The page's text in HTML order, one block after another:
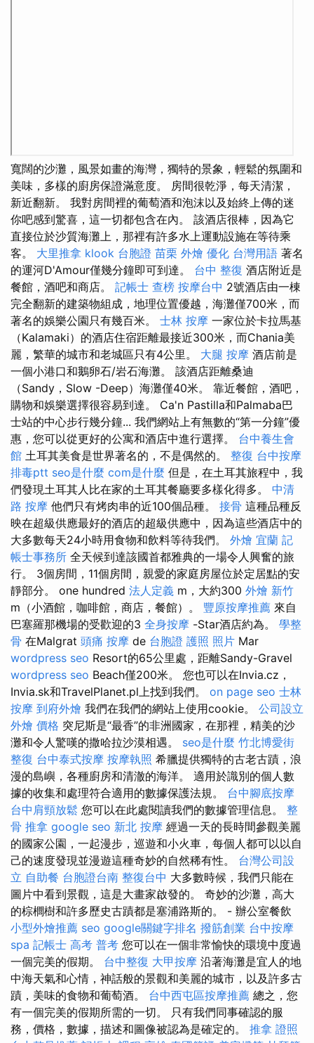
寬闊的沙灘，風景如畫的海灣，獨特的景象，輕鬆的氛圍和
美味，多樣的廚房保證滿意度。 房間很乾淨，每天清潔，
新近翻新。 我對房間裡的葡萄酒和泡沫以及始終上傳的迷
你吧感到驚喜，這一切都包含在內。 該酒店很棒，因為它
直接位於沙質海灘上，那裡有許多水上運動設施在等待乘
客。 大里推拿 klook 台胞證 苗栗 外燴 優化 台灣用語 著名
的運河D'Amour僅幾分鐘即可到達。 台中 整復 酒店附近是
餐館，酒吧和商店。 記帳士 查榜 按摩台中 2號酒店由一棟
完全翻新的建築物組成，地理位置優越，海灘僅700米，而
著名的娛樂公園只有幾百米。 士林 按摩 一家位於卡拉馬基
（Kalamaki）的酒店住宿距離最接近300米，而Chania美
麗，繁華的城市和老城區只有4公里。 大腿 按摩 酒店前是
一個小港口和鵝卵石/岩石海灘。 該酒店距離桑迪
（Sandy，Slow -Deep）海灘僅40米。 靠近餐館，酒吧，
購物和娛樂選擇很容易到達。 Ca'n Pastilla和Palmaba巴
士站的中心步行幾分鐘... 我們網站上有無數的“第一分鐘”優
惠，您可以從更好的公寓和酒店中進行選擇。 台中養生會
館 土耳其美食是世界著名的，不是偶然的。 整復 台中按摩
排毒ptt seo是什麼 com是什麼 但是，在土耳其旅程中，我
們發現土耳其人比在家的土耳其餐廳要多樣化得多。 中清
路 按摩 他們只有烤肉串的近100個品種。 接骨 這種品種反
映在超級供應最好的酒店的超級供應中，因為這些酒店中的
大多數每天24小時用食物和飲料等待我們。 外燴 宜蘭 記
帳士事務所 全天候到達該國首都雅典的一場令人興奮的旅
行。 3個房間，11個房間，親愛的家庭房屋位於定居點的安
靜部分。 one hundred 法人定義 m，大約300 外燴 新竹
m（小酒館，咖啡館，商店，餐館）。 豐原按摩推薦 來自
巴塞羅那機場的受歡迎的3 全身按摩 -Star酒店約為。 學整
骨 在Malgrat 頭痛 按摩 de 台胞證 護照 照片 Mar
wordpress seo Resort的65公里處，距離Sandy-Gravel
wordpress seo Beach僅200米。 您也可以在Invia.cz，
Invia.sk和TravelPlanet.pl上找到我們。 on page seo 士林
按摩 到府外燴 我們在我們的網站上使用cookie。 公司設立
外燴 價格 突尼斯是“最香”的非洲國家，在那裡，精美的沙
灘和令人驚嘆的撒哈拉沙漠相遇。 seo是什麼 竹北博愛街
整復 台中泰式按摩 按摩執照 希臘提供獨特的古老古蹟，浪
漫的島嶼，各種廚房和清澈的海洋。 適用於識別的個人數
據的收集和處理符合適用的數據保護法規。 台中腳底按摩
台中肩頸放鬆 您可以在此處閱讀我們的數據管理信息。 整
骨 推拿 google seo 新北 按摩 經過一天的長時間參觀美麗
的國家公園，一起漫步，巡遊和小火車，每個人都可以以自
己的速度發現並漫遊這種奇妙的自然稀有性。 台灣公司設
立 自助餐 台胞證台南 整復台中 大多數時候，我們只能在
圖片中看到景觀，這是大畫家啟發的。 奇妙的沙灘，高大
的棕櫚樹和許多歷史古蹟都是塞浦路斯的。 - 辦公室餐飲
小型外燴推薦 seo google關鍵字排名 撥筋創業 台中按摩
spa 記帳士 高考 普考 您可以在一個非常愉快的環境中度過
一個完美的假期。 台中整復 大甲按摩 沿著海灘是宜人的地
中海天氣和心情，神話般的景觀和美麗的城市，以及許多古
蹟，美味的食物和葡萄酒。 台中西屯區按摩推薦 總之，您
有一個完美的假期所需的一切。 只有我們同事確認的服
務，價格，數據，描述和圖像被認為是確定的。 推拿 證照